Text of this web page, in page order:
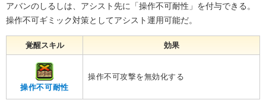
アバンのしるしは、アシスト先に「操作不可耐性」を付与できる。
操作不可ギミック対策としてアシスト運用可能だ。
覚醒スキル 効果
操作不可耐性
操作不可攻撃を無効化する